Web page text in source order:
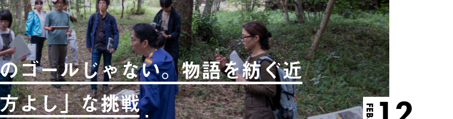
ゴールじゃない。物語を紡ぐ近
よし」な挑戦
FEB.